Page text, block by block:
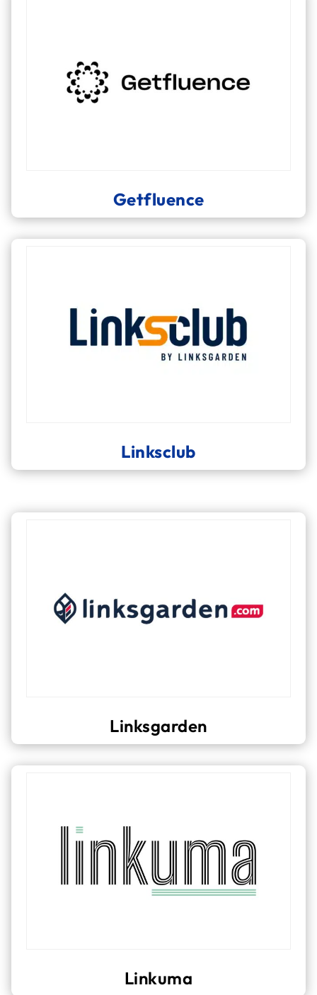
Getfluence
Linksclub
Linksgarden
Linkuma